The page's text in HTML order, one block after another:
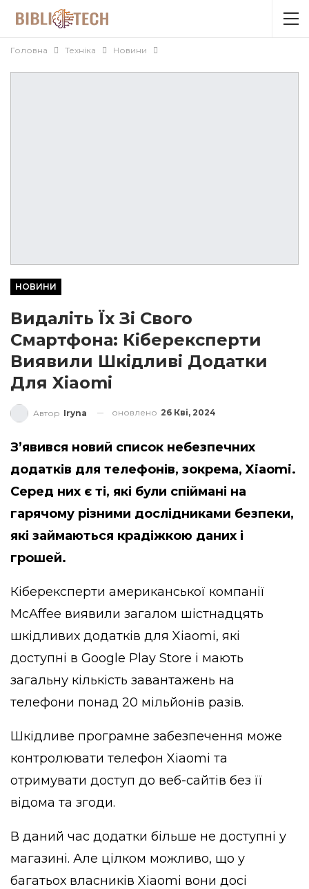
Головна Техніка Новини
НОВИНИ
Видаліть Їх Зі Свого
Смартфона: Кіберексперти
Виявили Шкідливі Додатки
Для Xiaomi
Автор Iryna оновлено 26 Кві, 2024
З’явився новий список небезпечних
додатків для телефонів, зокрема, Xiaomi.
Серед них є ті, які були спіймані на
гарячому різними дослідниками безпеки,
які займаються крадіжкою даних і
грошей.
Кіберексперти американської компанії
McAffee виявили загалом шістнадцять
шкідливих додатків для Xiaomi, які
доступні в Google Play Store і мають
загальну кількість завантажень на
телефони понад 20 мільйонів разів.
Шкідливе програмне забезпечення може
контролювати телефон Xiaomi та
отримувати доступ до веб-сайтів без її
відома та згоди.
В даний час додатки більше не доступні у
магазині. Але цілком можливо, що у
багатьох власників Xiaomi вони досі